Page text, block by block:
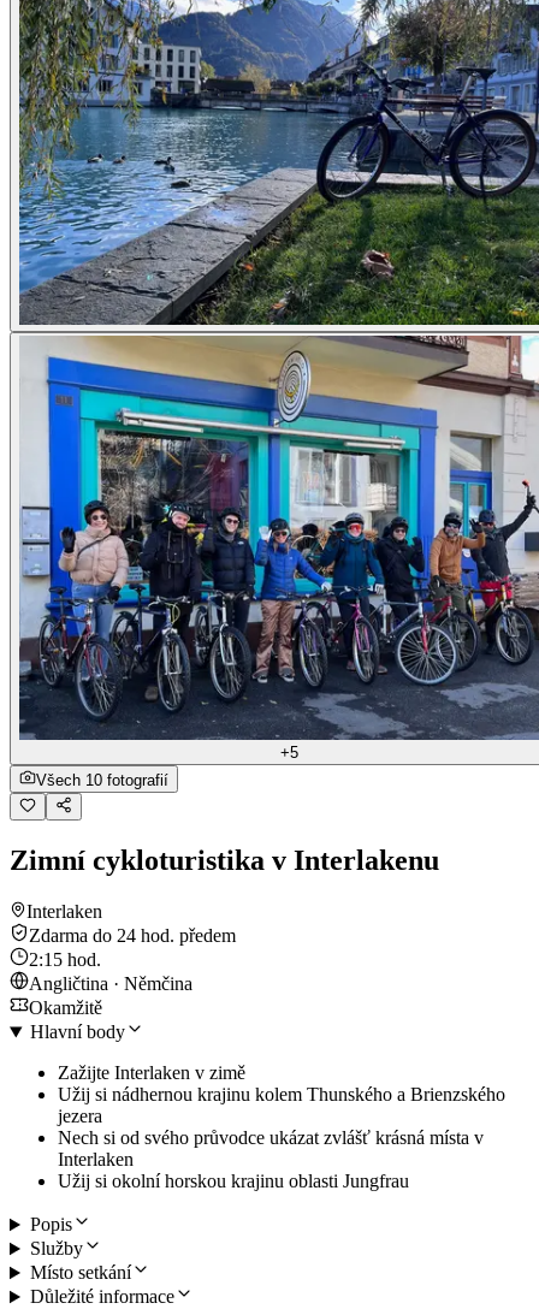
+5
Všech 10 fotografií
Zimní cykloturistika v Interlakenu
Interlaken
Zdarma do 24 hod. předem
2:15 hod.
Angličtina · Němčina
Okamžitě
Hlavní body
Zažijte Interlaken v zimě
Užij si nádhernou krajinu kolem Thunského a Brienzského
jezera
Nech si od svého průvodce ukázat zvlášť krásná místa v
Interlaken
Užij si okolní horskou krajinu oblasti Jungfrau
Popis
Služby
Místo setkání
Důležité informace